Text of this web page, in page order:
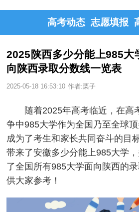
高考动态 志愿填报
2025陕西多少分能上985大
向陕西录取分数线一览表
2025-05-18 16:53:10 作者:栗子
随着2025年高考临近，在高
争中985大学作为全国乃至全球
成为了考生和家长共同奋斗的目
带来了安徽多少分能上985大学
了全国所有985大学面向陕西的录
供大家参考！